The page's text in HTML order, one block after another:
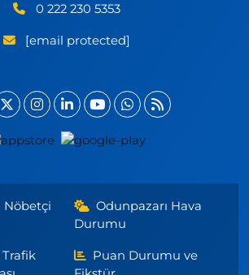
0 222 230 5353
[email protected]
Nöbetçi
Odunpazarı Hava
Durumu
Trafik
Puan Durumu ve